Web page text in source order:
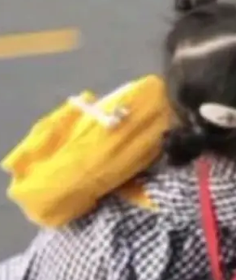
Iceberg V3 格式。
议中心开幕。本届大会
质量创新联盟主办，以
原生时代的质量新范
验室走向规模化产业落地
《2026智能研发生产力
云测的Testin XAge
试领域代表产品。对CI
变：AI测试正在从效率
础设施。 CIO面对的新
焦虑清单上多了两项：
体应用安全地从PoC走
团队跟得上AI应用...
一篇关于 ADT
回不去了。Alex Fedos
基石"。 他说的东西不新
），尤其是和类型
楚了一件事：这不是类
常编码的思维方式。 文
。一个网站的深色主题
可空字段来表示——bool
的默认模式、浅
产生大量无意义的组
了、全 null 了。要知道
业 AI 平台 Clou
源项目 Cloudflare O
，你会觉得这是又一
人"——每个大厂都在
Kenton Varda 在 Twitte
天我们发布了 Cloudfla
聊天机器人，跟其他所
可自托管的分
团队推出了最新开源项
机器上运行 Cloudflare